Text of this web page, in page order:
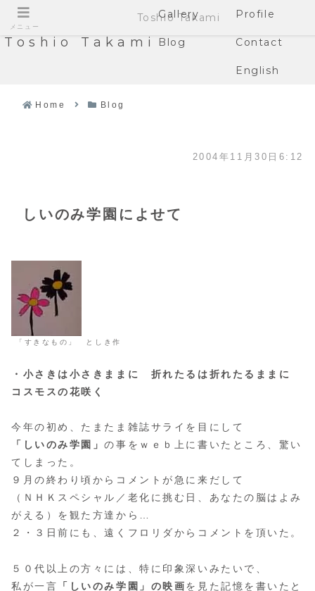
Toshio Takami
Gallery Profile
Blog Contact
English
Home Blog
しいのみ学園によせて
2004年11月30日6:12
「すきなもの」 としき作
・小さきは小さきままに 折れたるは折れたるままに
コスモスの花咲く
今年の初め、たまたま雑誌サライを目にして
「しいのみ学園」の事をｗｅｂ上に書いたところ、驚い
てしまった。
９月の終わり頃からコメントが急に来だして
（ＮＨＫスペシャル／老化に挑む日、あなたの脳はよみ
がえる）を観た方達から…
２・３日前にも、遠くフロリダからコメントを頂いた。
５０代以上の方々には、特に印象深いみたいで、
私が一言
「しいのみ学園」の映画を見た記憶を書いたと
メニュー
Toshio Takami